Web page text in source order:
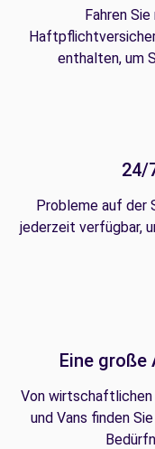
Fahren
enthalten, um
24/
Probleme auf der
jederzeit verfügbar,
Eine große
Von wirtschaftlichen
und Vans finden